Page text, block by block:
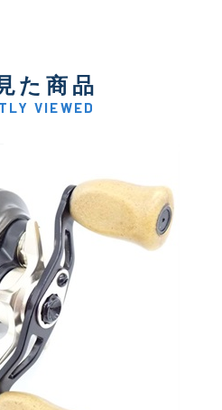
た商品
VIEWED